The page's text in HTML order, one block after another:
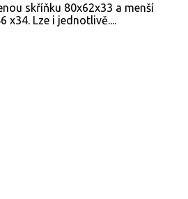
skříňku 80x62x33 a menší
x34. Lze i jednotlivě....